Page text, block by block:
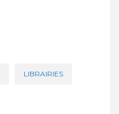
LIBRAIRIES